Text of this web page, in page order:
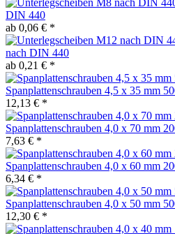
DIN 440
ab 0,06 € *
nach DIN 440
ab 0,21 € *
Spanplattenschrauben 4,5 x 35 mm
12,13 € *
Spanplattenschrauben 4,0 x 70 mm
7,63 € *
Spanplattenschrauben 4,0 x 60 mm
6,34 € *
Spanplattenschrauben 4,0 x 50 mm
12,30 € *